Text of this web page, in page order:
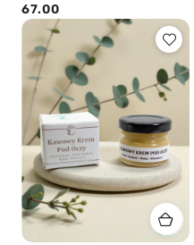
Cena:
67.00